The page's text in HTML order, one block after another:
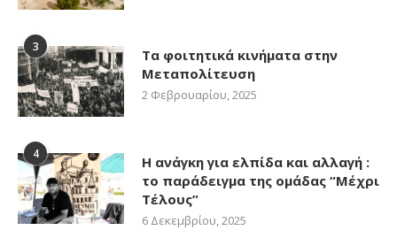
3
Τα φοιτητικά κινήματα στην
Μεταπολίτευση
2 Φεβρουαρίου, 2025
4
Η ανάγκη για ελπίδα και αλλαγή :
το παράδειγμα της ομάδας “Μέχρι
Τέλους”
6 Δεκεμβρίου, 2025